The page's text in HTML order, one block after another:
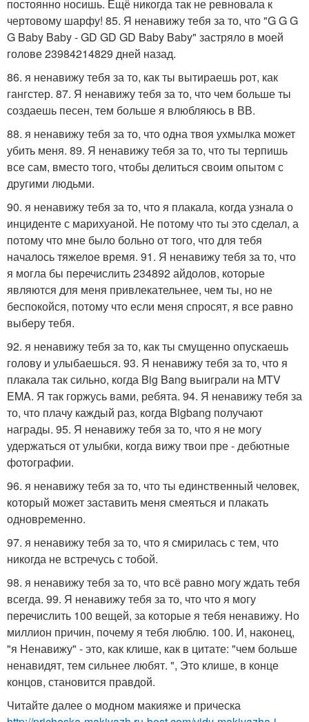
постоянно носишь. Ещё никогда так не ревновала к
чертовому шарфу! 85. Я ненавижу тебя за то, что "G G G
G Baby Baby - GD GD GD Baby Baby" застряло в моей
голове 23984214829 дней назад.
86. я ненавижу тебя за то, как ты вытираешь рот, как
гангстер. 87. Я ненавижу тебя за то, что чем больше ты
создаешь песен, тем больше я влюбляюсь в ВВ.
88. я ненавижу тебя за то, что одна твоя ухмылка может
убить меня. 89. Я ненавижу тебя за то, что ты терпишь
все сам, вместо того, чтобы делиться своим опытом с
другими людьми.
90. я ненавижу тебя за то, что я плакала, когда узнала о
инциденте с марихуаной. Не потому что ты это сделал, а
потому что мне было больно от того, что для тебя
началось тяжелое время. 91. Я ненавижу тебя за то, что
я могла бы перечислить 234892 айдолов, которые
являются для меня привлекательнее, чем ты, но не
беспокойся, потому что если меня спросят, я все равно
выберу тебя.
92. я ненавижу тебя за то, как ты смущенно опускаешь
голову и улыбаешься. 93. Я ненавижу тебя за то, что я
плакала так сильно, когда Big Bang выиграли на MTV
EMA. Я так горжусь вами, ребята. 94. Я ненавижу тебя за
то, что плачу каждый раз, когда Bigbang получают
награды. 95. Я ненавижу тебя за то, что я не могу
удержаться от улыбки, когда вижу твои пре - дебютные
фотографии.
96. я ненавижу тебя за то, что ты единственный человек,
который может заставить меня смеяться и плакать
одновременно.
97. я ненавижу тебя за то, что я смирилась с тем, что
никогда не встречусь с тобой.
98. я ненавижу тебя за то, что всё равно могу ждать тебя
всегда. 99. Я ненавижу тебя за то, что что я могу
перечислить 100 вещей, за которые я тебя ненавижу. Но
миллион причин, почему я тебя люблю. 100. И, наконец,
"я Ненавижу" - это, как клише, как в цитате: "чем больше
ненавидят, тем сильнее любят. ", Это клише, в конце
концов, становится правдой.
Читайте далее о модном макияже и прическа